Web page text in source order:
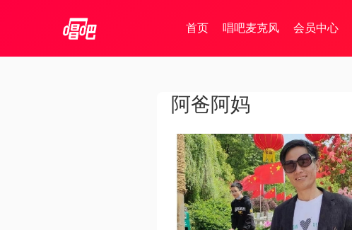
首页 唱吧麦克风 会员中心
阿爸阿妈